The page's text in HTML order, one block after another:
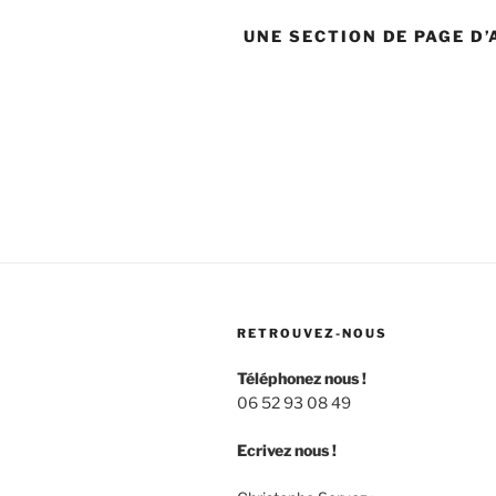
UNE SECTION DE PAGE
RETROUVEZ-NOUS
Téléphonez nous !
06 52 93 08 49
Ecrivez nous !